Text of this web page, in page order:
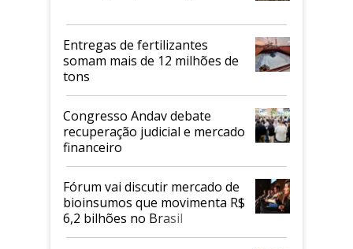
Entregas de fertilizantes
somam mais de 12 milhões de
tons
Congresso Andav debate
recuperação judicial e mercado
financeiro
Fórum vai discutir mercado de
bioinsumos que movimenta R$
6,2 bilhões no Brasil